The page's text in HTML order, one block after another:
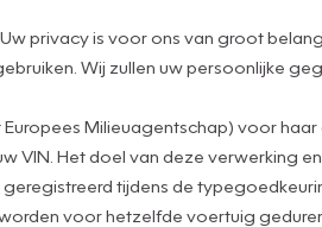
privacy is voor ons van groot
Wij zullen uw persoonlijke
Milieuagentschap) voor
Het doel van deze verwerking
tijdens de
voor hetzelfde voertuig